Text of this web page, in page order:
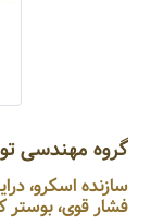
گروه مهندسی
سازنده اسکرو،
فشار قوی، بوستر